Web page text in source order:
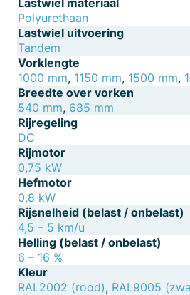
Polyurethaan
Lastwiel uitvoering
Tandem
Vorklengte
1000 mm, 1150 mm, 1500 mm,
Breedte over vorken
540 mm, 685 mm
Rijregeling
DC
Rijmotor
0,75 kW
Hefmotor
0,8 kW
Rijsnelheid (belast / onbelast)
4,5 – 5 km/u
Helling (belast / onbelast)
6 – 16 %
Kleur
RAL2002 (rood), RAL9005